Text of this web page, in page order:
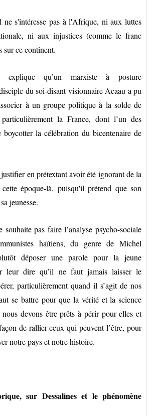
ne s'intéresse pas à l'Afrique, ni aux luttes
ni aux injustices (comme le franc
sur ce continent.
qu’un marxiste à posture
du soi-disant visionnaire Acaau a pu
à un groupe politique à la solde de
la France, dont l’un des
la célébration du bicentenaire de
en prétextant avoir été ignorant de la
époque-là, puisqu'il prétend que son
jeunesse.
souhaite pas faire l’analyse psycho-sociale
haïtiens, du genre de Michel
déposer une parole pour la jeune
leur dire qu’il ne faut jamais laisser le
particulièrement quand il s’agit de nos
se battre pour que la vérité et la science
devons être prêts à périr pour elles et
de rallier ceux qui peuvent l’être, pour
notre pays et notre histoire.
sur Dessalines et le phénomène